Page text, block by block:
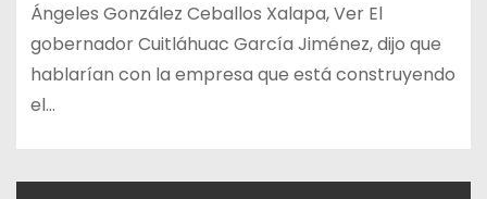
Ángeles González Ceballos Xalapa, Ver El
gobernador Cuitláhuac García Jiménez, dijo que
hablarían con la empresa que está construyendo
el…